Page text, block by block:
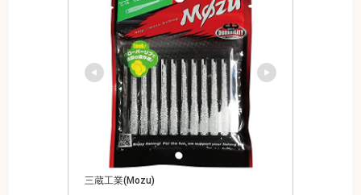
三蔵工業(Mozu)